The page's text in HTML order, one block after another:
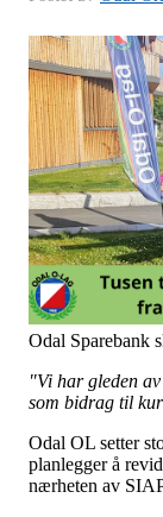
Odal Sparebank
"Vi har gleden
som bidrag til
Odal OL setter
planlegger å
nærheten av